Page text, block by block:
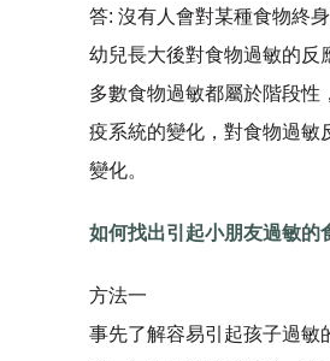
答: 沒有人會對某種食物終
幼兒長大後對食物過敏的反
多數食物過敏都屬於階段性
疫系統的變化，對食物過敏
變化。
如何找出引起小朋友過敏的
方法一
事先了解容易引起孩子過敏